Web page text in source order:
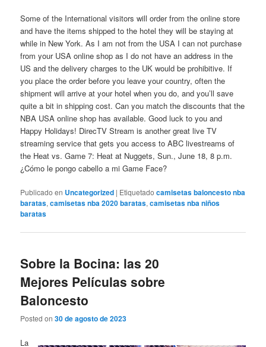
Some of the International visitors will order from the online store
and have the items shipped to the hotel they will be staying at
while in New York. As I am not from the USA I can not purchase
from your USA online shop as I do not have an address in the
US and the delivery charges to the UK would be prohibitive. If
you place the order before you leave your country, often the
shipment will arrive at your hotel when you do, and you’ll save
quite a bit in shipping cost. Can you match the discounts that the
NBA USA online shop has available. Good luck to you and
Happy Holidays! DirecTV Stream is another great live TV
streaming service that gets you access to ABC livestreams of
the Heat vs. Game 7: Heat at Nuggets, Sun., June 18, 8 p.m.
¿Cómo le pongo cabello a mi Game Face?
Publicado en Uncategorized | Etiquetado camisetas baloncesto nba
baratas,camisetas nba 2020 baratas,camisetas nba niños
baratas
Sobre la Bocina: las 20
Mejores Películas sobre
Baloncesto
Posted on30 de agosto de 2023
La